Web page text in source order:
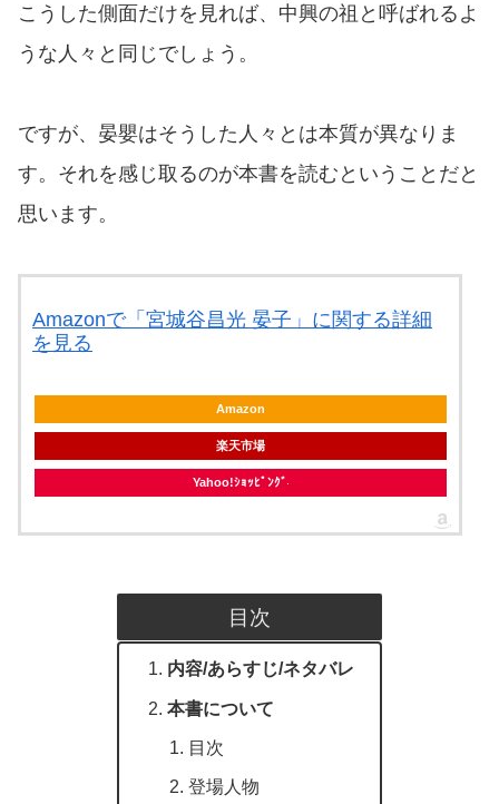
こうした側面だけを見れば、中興の祖と呼ばれるよ
うな人々と同じでしょう。
ですが、晏嬰はそうした人々とは本質が異なりま
す。それを感じ取るのが本書を読むということだと
思います。
Amazonで「宮城谷昌光 晏子」に関する詳細
を見る
Amazon
楽天市場
Yahoo!ｼｮｯﾋﾟﾝｸﾞ
目次
内容/あらすじ/ネタバレ
本書について
目次
登場人物